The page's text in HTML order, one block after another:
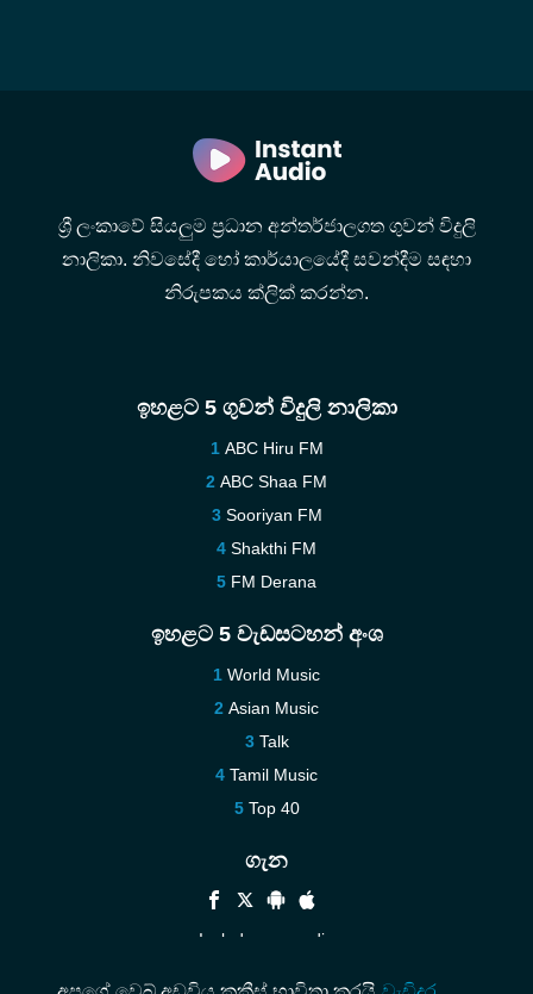
ශ්‍රී ලංකාවේ සියලුම ප්‍රධාන අන්තර්ජාලගත ගුවන් විදුලි
නාලිකා. නිවසේදී හෝ කාර්යාලයේදී සවන්දීම සඳහා
නිරුපකය ක්ලික් කරන්න.
ඉහළට 5 ගුවන් විදුලි නාලිකා
ABC Hiru FM
ABC Shaa FM
Sooriyan FM
Shakthi FM
FM Derana
ඉහළට 5 වැඩසටහන් අංශ
World Music
Asian Music
Talk
Tamil Music
Top 40
ගැන
Include your radio